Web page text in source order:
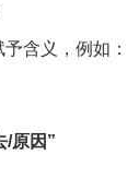
含义，例如：
/原因”